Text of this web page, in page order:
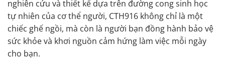
nghiên cứu và thiết kế dựa trên đường cong sinh học
tự nhiên của cơ thể người, CTH916 không chỉ là một
chiếc ghế ngồi, mà còn là người bạn đồng hành bảo vệ
sức khỏe và khơi nguồn cảm hứng làm việc mỗi ngày
cho bạn.